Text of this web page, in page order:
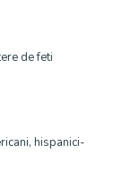
de feti
hispanici-